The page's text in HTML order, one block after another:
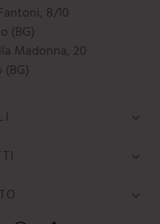
8/10
(BG)
Madonna, 20